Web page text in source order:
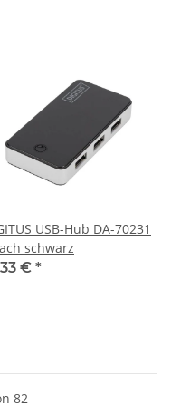
USB-Hub DA-70231
schwarz
€ *
82